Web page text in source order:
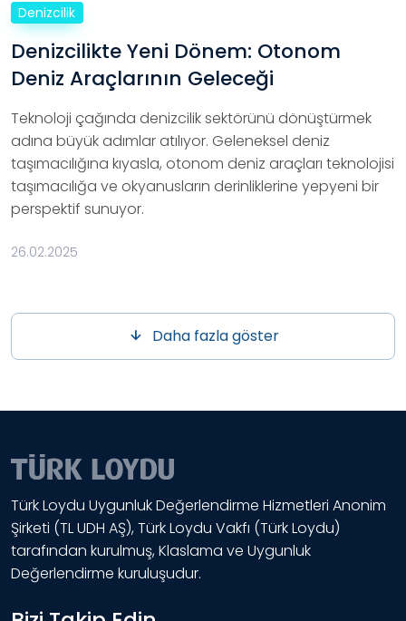
Denizcilik
Denizcilikte Yeni Dönem: Otonom
Deniz Araçlarının Geleceği
Teknoloji çağında denizcilik sektörünü dönüştürmek
adına büyük adımlar atılıyor. Geleneksel deniz
taşımacılığına kıyasla, otonom deniz araçları teknolojisi
taşımacılığa ve okyanusların derinliklerine yepyeni bir
perspektif sunuyor.
26.02.2025
Daha fazla göster
Türk Loydu Uygunluk Değerlendirme Hizmetleri Anonim
Şirketi (TL UDH AŞ), Türk Loydu Vakfı (Türk Loydu)
tarafından kurulmuş, Klaslama ve Uygunluk
Değerlendirme kuruluşudur.